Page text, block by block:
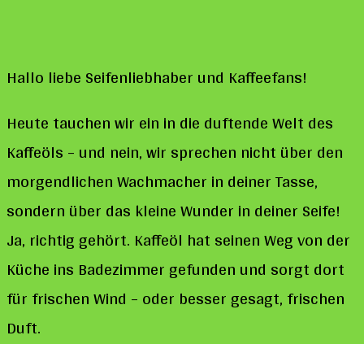
deine
Haut
Hallo liebe Seifenliebhaber und Kaffeefans!
Heute tauchen wir ein in die duftende Welt des
Kaffeöls – und nein, wir sprechen nicht über den
morgendlichen Wachmacher in deiner Tasse,
sondern über das kleine Wunder in deiner Seife!
Ja, richtig gehört. Kaffeöl hat seinen Weg von der
Küche ins Badezimmer gefunden und sorgt dort
für frischen Wind – oder besser gesagt, frischen
Duft.